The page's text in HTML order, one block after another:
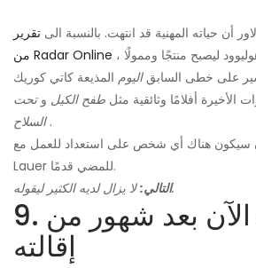
أن حياته المهنية قد انتهت. بالنسبة الى تقرير
من Radar Online ، يخطط لوير للانتقال إلى هوليوود ليصبح منتجًا وممولًا
على خطى السابقاليوم المذيعة كاتي كوريك
الأخيرة أفلامًا وثائقية مثل طفح الكيل وتحت
السلاح.
سيكون هناك أي شخص على استعداد للعمل مع
Lauer للمضي قدمًا.
التالي:لا يزال لديه الكثير ليقوله.
9. يتحدث الآن بعد شهور من
إقالته